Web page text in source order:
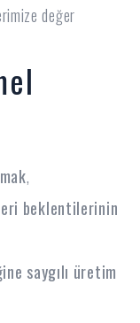
değer
,
beklentilerinin
saygılı üretim